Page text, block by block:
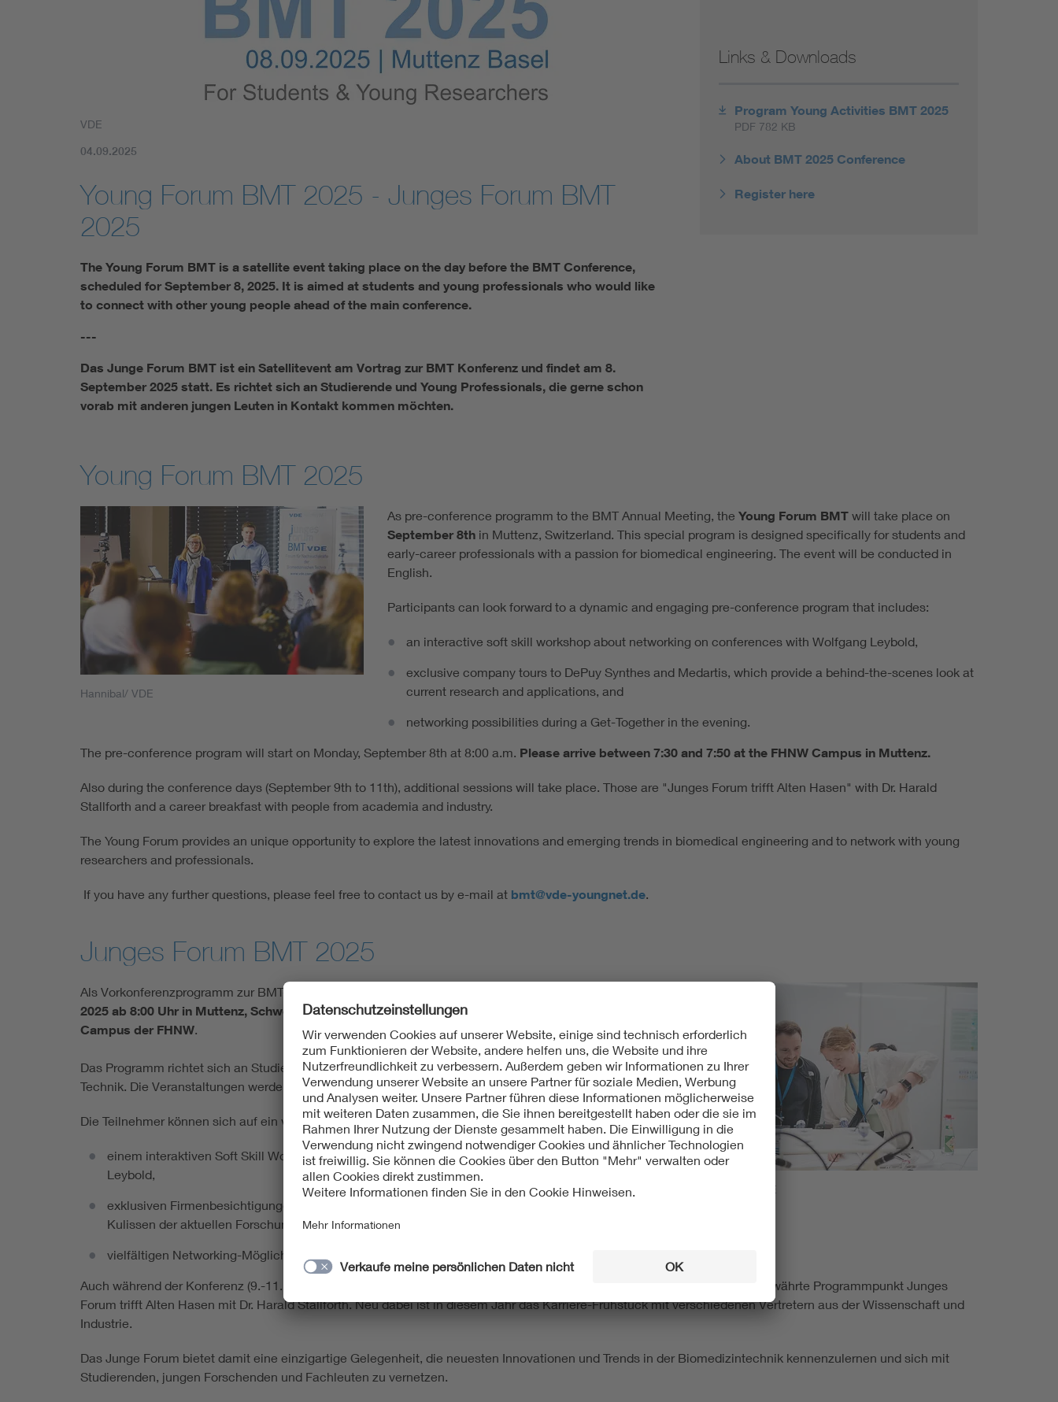
Energy storage
Functional safety Environmental Protection
VDE
04.09.2025
Young Forum BMT 2025 - Junges Forum BMT
2025
The Young Forum BMT is a satellite event taking place on the day before the BMT Conference,
scheduled for September 8, 2025. It is aimed at students and young professionals who would like
to connect with other young people ahead of the main conference.
---
Das Junge Forum BMT ist ein Satellitevent am Vortrag zur BMT Konferenz und findet am 8.
September 2025 statt. Es richtet sich an Studierende und Young Professionals, die gerne schon
vorab mit anderen jungen Leuten in Kontakt kommen möchten.
Links & Downloads
Program Young Activities BMT 2025
PDF 782 KB
About BMT 2025 Conference
Register here
Young Forum BMT 2025
Hannibal/ VDE
As pre-conference programm to the BMT Annual Meeting, the Young Forum BMT will take place on
September 8th in Muttenz, Switzerland. This special program is designed specifically for students and
early-career professionals with a passion for biomedical engineering. The event will be conducted in
English.
Participants can look forward to a dynamic and engaging pre-conference program that includes:
an interactive soft skill workshop about networking on conferences with Wolfgang Leybold,
exclusive company tours to DePuy Synthes and Medartis, which provide a behind-the-scenes look at
current research and applications, and
networking possibilities during a Get-Together in the evening.
The pre-conference program will start on Monday, September 8th at 8:00 a.m. Please arrive between 7:30 and 7:50 at the FHNW Campus in Muttenz.
Also during the conference days (September 9th to 11th), additional sessions will take place. Those are "Junges Forum trifft Alten Hasen" with Dr. Harald
Stallforth and a career breakfast with people from academia and industry.
The Young Forum provides an unique opportunity to explore the latest innovations and emerging trends in biomedical engineering and to network with young
researchers and professionals.
If you have any further questions, please feel free to contact us by e-mail at bmt@vde-youngnet.de.
Junges Forum BMT 2025
Jonas Kron/VDE
Als Vorkonferenzprogramm zur BMT-Jahrestagung findet das
2025 ab 8:00 Uhr in Muttenz, Schweiz
, statt. Wir treffen uns dazuzwischen 7:30 und 7:50 Uhr am
Campus der FHNW.
Das Programm richtet sich an Studierende und Young Researchers mit Interesse für Biomedizinische
Technik. Die Veranstaltungen werden auf Englisch stattfinden.
Die Teilnehmer können sich auf ein vielfältiges Vor-Konferenz-Programm mit folgenden Inhalten freuen:
einem interaktiven Soft Skill Workshop zum Thema Netwerken auf Konferenzen mit Wolfgang
Leybold,
exklusiven Firmenbesichtigungen zu DePuy Synthes und Medartis, die einen Blick hinter die
Kulissen der aktuellen Forschung und Anwendungen geben sowie
vielfältigen Networking-Möglichkeiten bei einem entspannten Get-Together am Abend.
Auch während der Konferenz (9.-11. September) sind wir mit verschiedenen Programmpunkten vertreten. Dazu zählt der bewährte Programmpunkt Junges
Forum trifft Alten Hasen mit Dr. Harald Stallforth. Neu dabei ist in diesem Jahr das Karriere-Frühstück mit verschiedenen Vertretern aus der Wissenschaft und
Industrie.
Das Junge Forum bietet damit eine einzigartige Gelegenheit, die neuesten Innovationen und Trends in der Biomedizintechnik kennenzulernen und sich mit
Studierenden, jungen Forschenden und Fachleuten zu vernetzen.